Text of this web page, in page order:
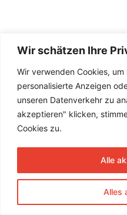
Wir schätzen Ihre
Wir verwenden Cookies,
personalisierte Anzeigen
unseren Datenverkehr zu
akzeptieren" klicken,
Cookies zu.
Alles
Alle